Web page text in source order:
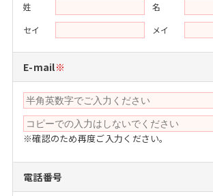
姓
名
セイ
メイ
E-mail※
※確認のため再度ご入力ください。
電話番号